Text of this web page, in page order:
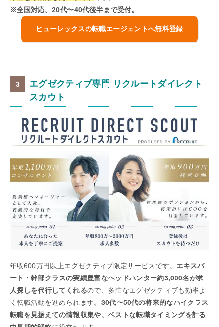
※全国対応、20代〜40代後半まで受付。
ヒューレックスの転職エージェントへ無料登録
エグゼクティブ専門 リクルートダイレクト
スカウト
年収600万円以上エグゼクティブ限定サービスです。 エキスパ
ート・幹部クラスの実績豊富なヘッドハンター約3,000名が求
人探しを代行してくれるので、多忙なエグゼクティブも効率よ
く転職活動を進められます。 30代〜50代の将来的なハイクラス
転職を見据えての情報収集や、ベストな転職タイミングを計る